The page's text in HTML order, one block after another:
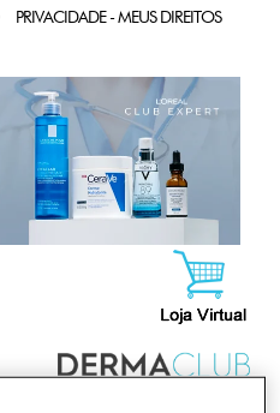
PRIVACIDADE - MEUS DIREITOS